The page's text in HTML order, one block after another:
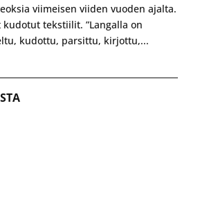
viimeisen viiden vuoden ajalta.
kudotut tekstiilit. ”Langalla on
kudottu, parsittu, kirjottu,...